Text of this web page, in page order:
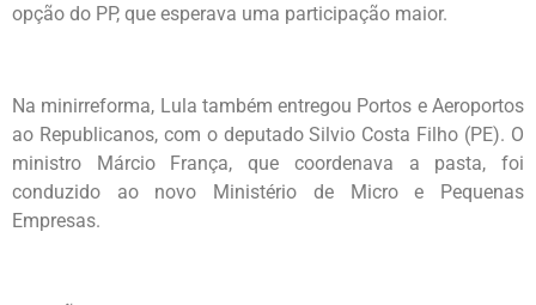
opção do PP, que esperava uma participação maior.
Na minirreforma, Lula também entregou Portos e Aeroportos
ao Republicanos, com o deputado Silvio Costa Filho (PE). O
ministro Márcio França, que coordenava a pasta, foi
conduzido ao novo Ministério de Micro e Pequenas
Empresas.